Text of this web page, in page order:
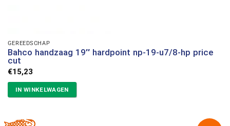
GEREEDSCHAP
Bahco handzaag 19″ hardpoint np-19-u7/8-hp price
cut
€15,23
IN WINKELWAGEN